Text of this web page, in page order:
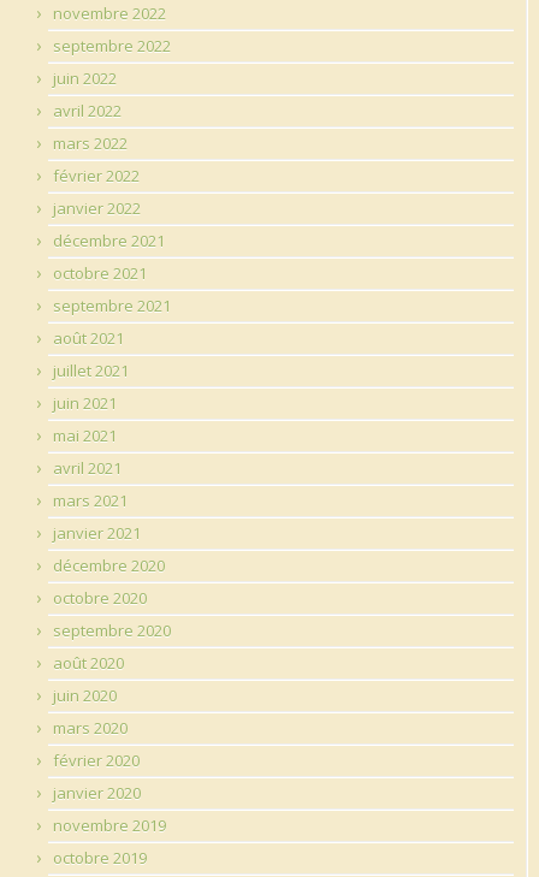
novembre 2022
septembre 2022
juin 2022
avril 2022
mars 2022
février 2022
janvier 2022
décembre 2021
octobre 2021
septembre 2021
août 2021
juillet 2021
juin 2021
mai 2021
avril 2021
mars 2021
janvier 2021
décembre 2020
octobre 2020
septembre 2020
août 2020
juin 2020
mars 2020
février 2020
janvier 2020
novembre 2019
octobre 2019